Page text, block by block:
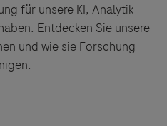
für unsere KI, Analytik
Entdecken Sie unsere
und wie sie Forschung
werden im Sinne des
Verantwortung für